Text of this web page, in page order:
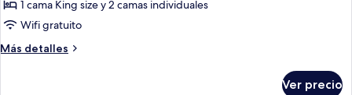
with
Balcony
1 cama King size y 2 camas individuales
Wifi gratuito
Más detalles
Más
Ver precio